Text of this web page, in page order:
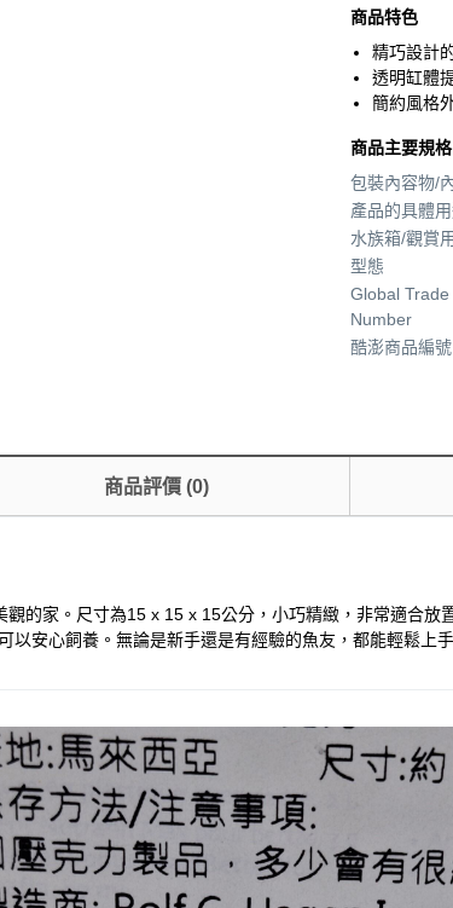
商品特色
精巧設計
透明缸體
簡約風格
商品主要規格
包裝內容物/
產品的具體
水族箱/觀賞
型態
Global Trade
Number
酷澎商品編號
商品評價(0)
的家。尺寸為15 x 15 x 15公分，小巧精緻，非常適合
安心飼養。無論是新手還是有經驗的魚友，都能輕鬆上